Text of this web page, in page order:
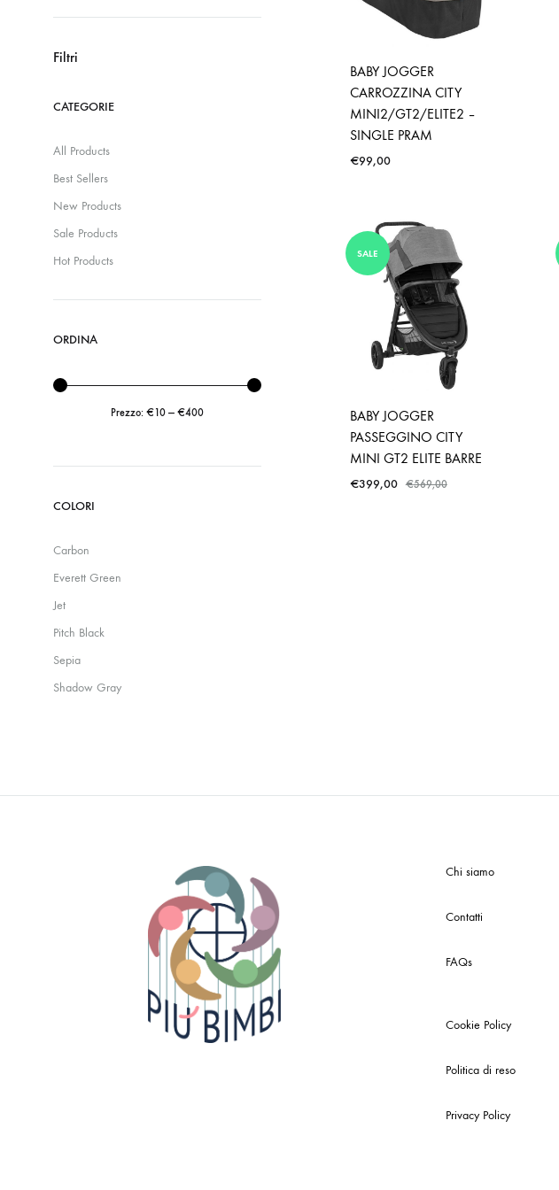
BABY JOGGER
CARROZZINA CITY
MINI2/GT2/ELITE2 –
SINGLE PRAM
€99,00
SALE
BABY JOGGER
PASSEGGINO CITY
MINI GT2 ELITE BARRE
€399,00 €569,00
Filtri
CATEGORIE
All Products
Best Sellers
New Products
Sale Products
Hot Products
ORDINA
Prezzo: €10— €400
COLORI
Carbon
Everett Green
Jet
Pitch Black
Sepia
Shadow Gray
Chi siamo
Contatti
FAQs
Cookie Policy
Politica di reso
Privacy Policy